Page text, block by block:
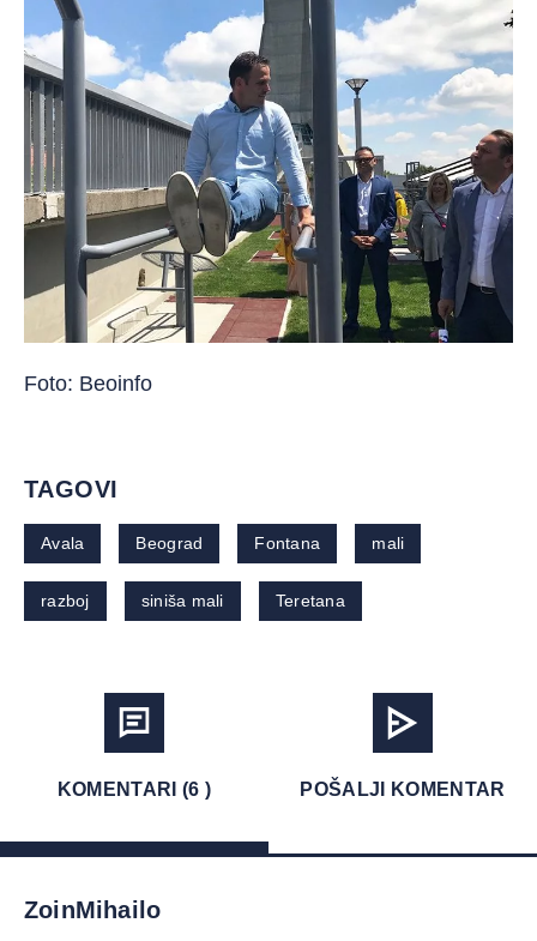
Foto: Beoinfo
TAGOVI
Avala Beograd Fontana mali
razboj siniša mali Teretana
KOMENTARI (6 ) POŠALJI KOMENTAR
ZoinMihailo